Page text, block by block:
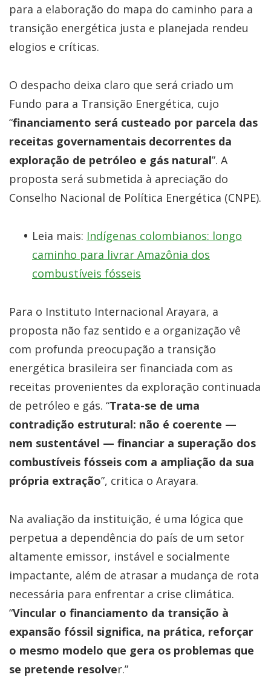
para a elaboração do mapa do caminho para a
transição energética justa e planejada rendeu
elogios e críticas.
O despacho deixa claro que será criado um
Fundo para a Transição Energética, cujo
“financiamento será custeado por parcela das
receitas governamentais decorrentes da
exploração de petróleo e gás natural”. A
proposta será submetida à apreciação do
Conselho Nacional de Política Energética (CNPE).
Leia mais: Indígenas colombianos: longo
caminho para livrar Amazônia dos
combustíveis fósseis
Para o Instituto Internacional Arayara, a
proposta não faz sentido e a organização vê
com profunda preocupação a transição
energética brasileira ser financiada com as
receitas provenientes da exploração continuada
de petróleo e gás. “Trata-se de uma
contradição estrutural: não é coerente —
nem sustentável — financiar a superação dos
combustíveis fósseis com a ampliação da sua
própria extração”, critica o Arayara.
Na avaliação da instituição, é uma lógica que
perpetua a dependência do país de um setor
altamente emissor, instável e socialmente
impactante, além de atrasar a mudança de rota
necessária para enfrentar a crise climática.
“Vincular o financiamento da transição à
expansão fóssil significa, na prática, reforçar
o mesmo modelo que gera os problemas que
se pretende resolver.”